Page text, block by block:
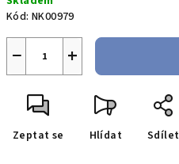
cena:
Kód: NK00979
+
−
Zeptat se Hlídat Sdílet